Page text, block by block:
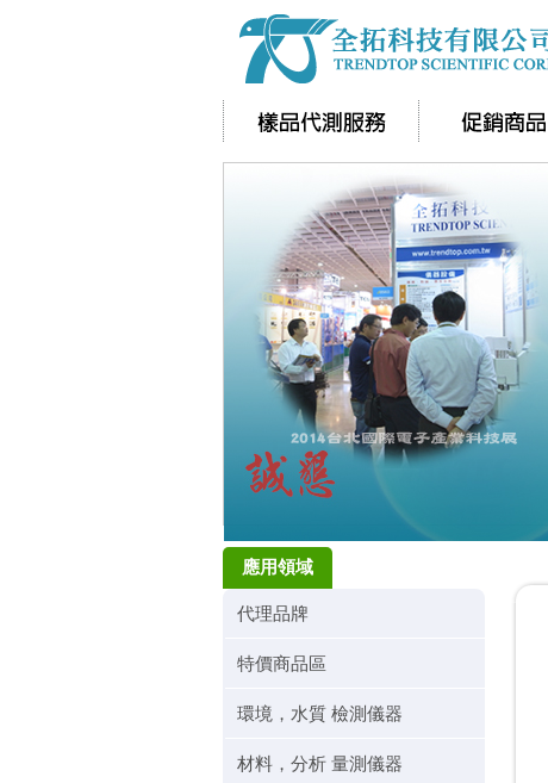
應用領域
代理品牌
特價商品區
環境，水質 檢測儀器
材料，分析 量測儀器